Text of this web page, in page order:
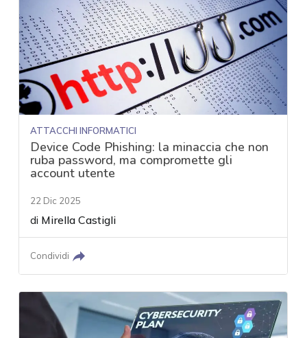
ATTACCHI INFORMATICI
Device Code Phishing: la minaccia che non
ruba password, ma compromette gli
account utente
22 Dic 2025
di Mirella Castigli
Condividi